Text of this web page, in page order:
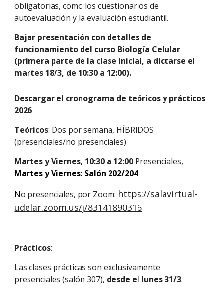
obligatorias, como los cuestionarios de
autoevaluación y la evaluación estudiantil.
Bajar presentación con detalles de
funcionamiento del curso Biología Celular
(primera parte de la clase inicial, a dictarse el
martes 18/3, de 10:30 a 12:00).
Descargar el cronograma de teóricos y prácticos
2026
Teóricos: Dos por semana, HÍBRIDOS
(presenciales/no presenciales)
Martes y Viernes, 10:30 a 12:00 Presenciales,
MartesyViernes: Salón 202/204
No presenciales, por Zoom: https://salavirtual-
udelar.zoom.us/j/83141890316
Prácticos:
Las clases prácticas son exclusivamente
presenciales (salón 307), desde el lunes31/3.